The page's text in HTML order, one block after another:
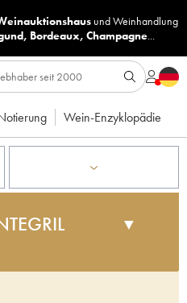
undWeinhandlung
, Bordeaux, Champagne...
Wein-Enzyklopädie
▼